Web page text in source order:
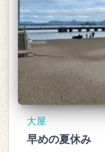
大屋
早めの夏休み